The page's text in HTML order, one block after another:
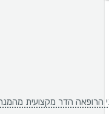
הדר מקצועית מהמנה